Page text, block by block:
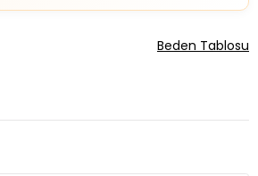
Beden Tablosu